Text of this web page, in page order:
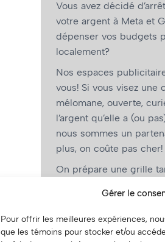
Gérer le
Pour offrir les meilleures expériences,
que les témoins pour stocker et/ou
Vous avez décidé
votre argent à Meta et
dépenser vos budgets
localement?
Nos espaces
vous! Si vous visez une
mélomane, ouverte,
l’argent qu’elle a (ou
nous sommes un
plus, on coûte pas cher!
On prépare une grille
vous, les artistes!)